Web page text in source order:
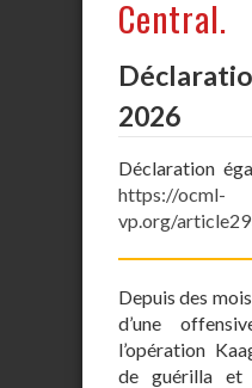
Central.
2026
Déclaration
https://ocml-
vp.org/
Depuis des
d’une
l’opération
de guérilla et